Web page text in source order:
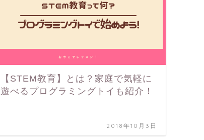
【STEM教育】とは？家庭で気軽に
遊べるプログラミングトイも紹介！
2018年10月3日